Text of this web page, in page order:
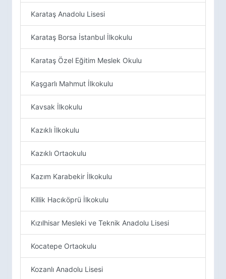
Karataş Anadolu Lisesi
Karataş Borsa İstanbul İlkokulu
Karataş Özel Eğitim Meslek Okulu
Kaşgarlı Mahmut İlkokulu
Kavsak İlkokulu
Kazıklı İlkokulu
Kazıklı Ortaokulu
Kazım Karabekir İlkokulu
Killik Hacıköprü İlkokulu
Kızılhisar Mesleki ve Teknik Anadolu Lisesi
Kocatepe Ortaokulu
Kozanlı Anadolu Lisesi